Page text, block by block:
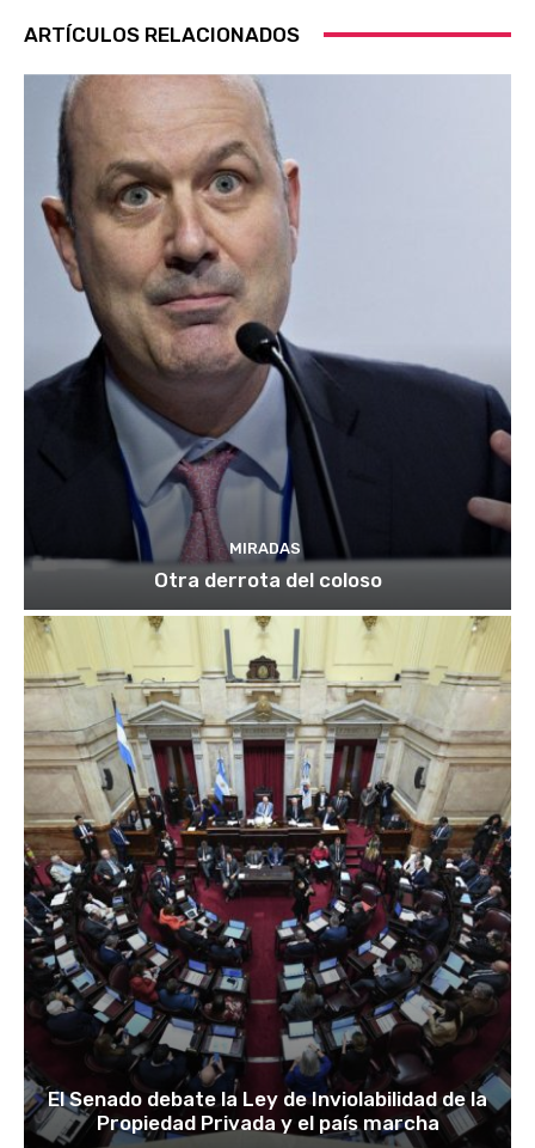
ARTÍCULOS RELACIONADOS
MIRADAS
Otra derrota del coloso
El Senado debate la Ley de Inviolabilidad de la
Propiedad Privada y el país marcha